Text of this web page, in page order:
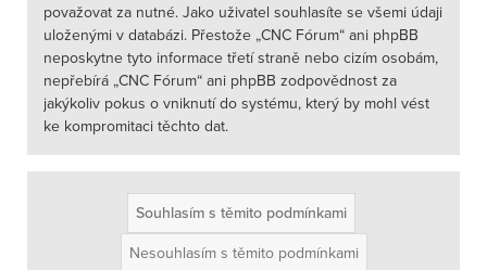
považovat za nutné. Jako uživatel souhlasíte se všemi údaji
uloženými v databázi. Přestože „CNC Fórum“ ani phpBB
neposkytne tyto informace třetí straně nebo cizím osobám,
nepřebírá „CNC Fórum“ ani phpBB zodpovědnost za
jakýkoliv pokus o vniknutí do systému, který by mohl vést
ke kompromitaci těchto dat.